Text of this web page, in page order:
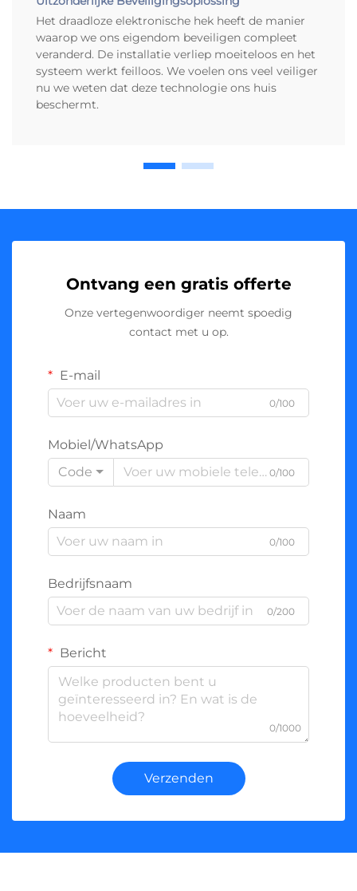
Het draadloze elektronische hek heeft de manier
waarop we ons eigendom beveiligen compleet
veranderd. De installatie verliep moeiteloos en het
systeem werkt feilloos. We voelen ons veel veiliger
nu we weten dat deze technologie ons huis
beschermt.
Ontvang een gratis offerte
Onze vertegenwoordiger neemt spoedig
contact met u op.
E-mail
0/100
Mobiel/WhatsApp
Code
0/100
Naam
0/100
Bedrijfsnaam
0/200
Bericht
0/1000
Verzenden